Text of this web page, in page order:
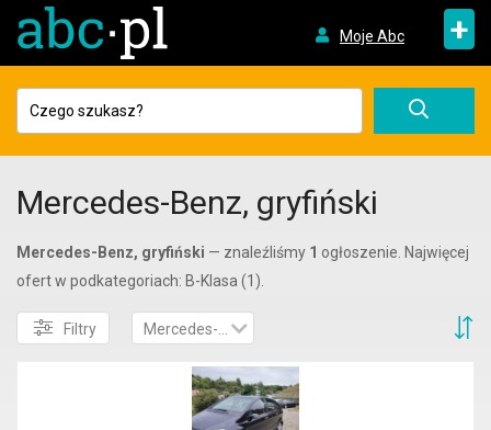
Moje Abc +
Mercedes-Benz, gryfiński
Mercedes-Benz, gryfiński — znaleźliśmy 1 ogłoszenie. Najwięcej
ofert w podkategoriach: B-Klasa (1).
Filtry Mercedes-Benz